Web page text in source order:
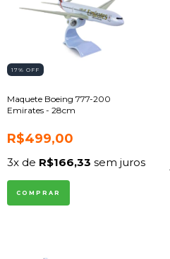
17% OFF
Maquete Boeing 777-200
Emirates - 28cm
R$499,00
3x de R$166,33 sem juros